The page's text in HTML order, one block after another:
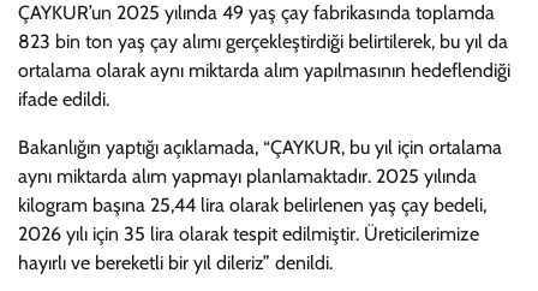
ÇAYKUR’un 2025 yılında 49 yaş çay fabrikasında toplamda
823 bin ton yaş çay alımı gerçekleştirdiği belirtilerek, bu yıl da
ortalama olarak aynı miktarda alım yapılmasının hedeflendiği
ifade edildi.
Bakanlığın yaptığı açıklamada, “ÇAYKUR, bu yıl için ortalama
aynı miktarda alım yapmayı planlamaktadır. 2025 yılında
kilogram başına 25,44 lira olarak belirlenen yaş çay bedeli,
2026 yılı için 35 lira olarak tespit edilmiştir. Üreticilerimize
hayırlı ve bereketli bir yıl dileriz” denildi.